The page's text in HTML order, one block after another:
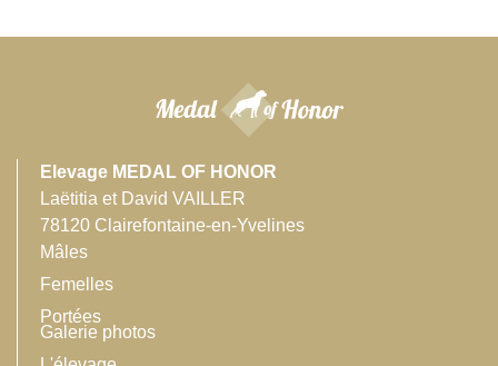
Elevage MEDAL OF HONOR
Laëtitia et David VAILLER
78120 Clairefontaine-en-Yvelines
Mâles
Femelles
Portées
Galerie photos